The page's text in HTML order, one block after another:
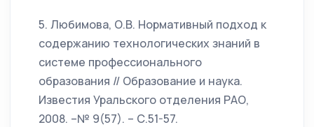
5. Любимова, О.В. Нормативный подход к
содержанию технологических знаний в
системе профессионального
образования // Образование и наука.
Известия Уральского отделения РАО,
2008. –№ 9(57). – С.51-57.